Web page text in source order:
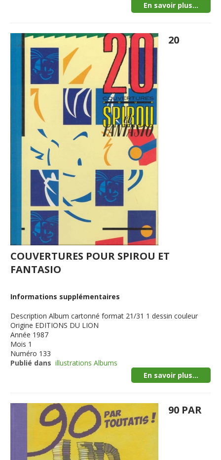
En savoir plus...
20
COUVERTURES POUR SPIROU ET
FANTASIO
Informations supplémentaires
Description Album cartonné format 21/31 1 dessin couleur
Origine EDITIONS DU LION
Année 1987
Mois 1
Numéro 133
Publié dans illustrations Albums
En savoir plus...
90 PAR